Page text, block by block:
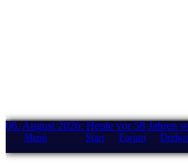
06. August 2026: Heute vor 58 Jahren
Menü Start Forum